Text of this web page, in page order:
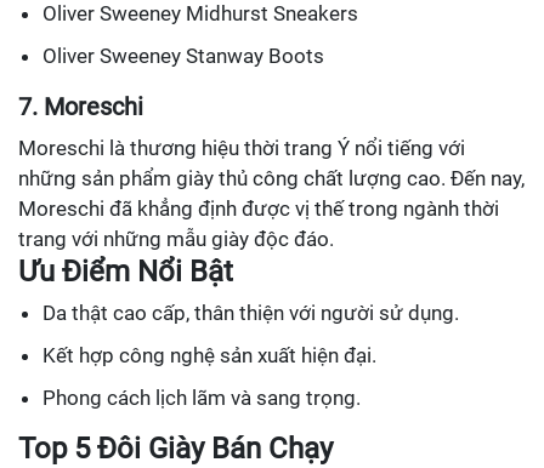
Oliver Sweeney Midhurst Sneakers
Oliver Sweeney Stanway Boots
7. Moreschi
Moreschi là thương hiệu thời trang Ý nổi tiếng với
những sản phẩm giày thủ công chất lượng cao. Đến nay,
Moreschi đã khẳng định được vị thế trong ngành thời
trang với những mẫu giày độc đáo.
Ưu Điểm Nổi Bật
Da thật cao cấp, thân thiện với người sử dụng.
Kết hợp công nghệ sản xuất hiện đại.
Phong cách lịch lãm và sang trọng.
Top 5 Đôi Giày Bán Chạy